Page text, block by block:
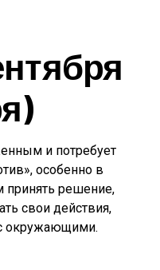
и потребует
особенно в
принять решение,
свои действия,
окружающими.